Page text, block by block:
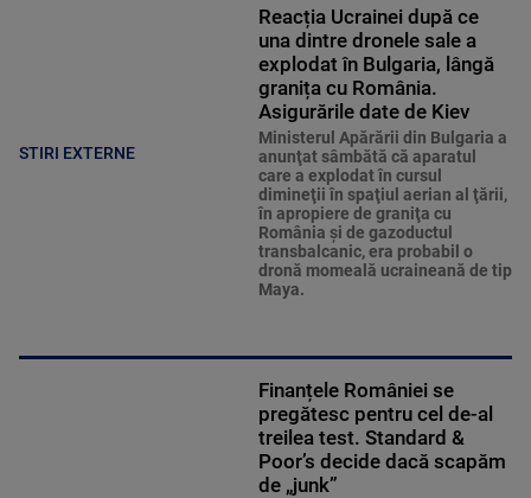
STIRI EXTERNE
Reacția Ucrainei după ce
una dintre dronele sale a
explodat în Bulgaria, lângă
granița cu România.
Asigurările date de Kiev
Ministerul Apărării din Bulgaria a
anunţat sâmbătă că aparatul
care a explodat în cursul
dimineţii în spaţiul aerian al ţării,
în apropiere de graniţa cu
România şi de gazoductul
transbalcanic, era probabil o
dronă momeală ucraineană de tip
Maya.
Finanțele României se
pregătesc pentru cel de-al
treilea test. Standard &
Poor’s decide dacă scapăm
de „junk”